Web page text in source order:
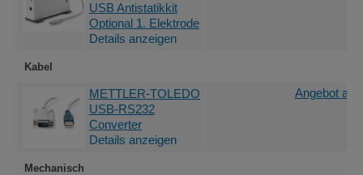
USB Antistatikkit
Optional 1. Elektrode
Details anzeigen
Kabel
METTLER-TOLEDO
USB-RS232
Converter
Details anzeigen
Angebot
Mechanisch